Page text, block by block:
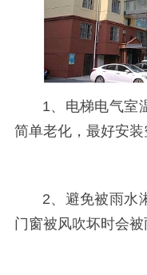
1、电梯电气室
简单老化，最好安装
2、避免被雨水
门窗被风吹坏时会被